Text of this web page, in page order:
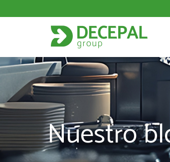
Nuestro